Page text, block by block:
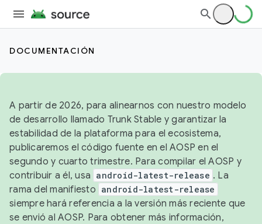
DOCUMENTACIÓN
A partir de 2026, para alinearnos con nuestro modelo
de desarrollo llamado Trunk Stable y garantizar la
estabilidad de la plataforma para el ecosistema,
publicaremos el código fuente en el AOSP en el
segundo y cuarto trimestre. Para compilar el AOSP y
contribuir a él, usa android-latest-release . La
rama del manifiesto android-latest-release
siempre hará referencia a la versión más reciente que
se envió al AOSP. Para obtener más información,